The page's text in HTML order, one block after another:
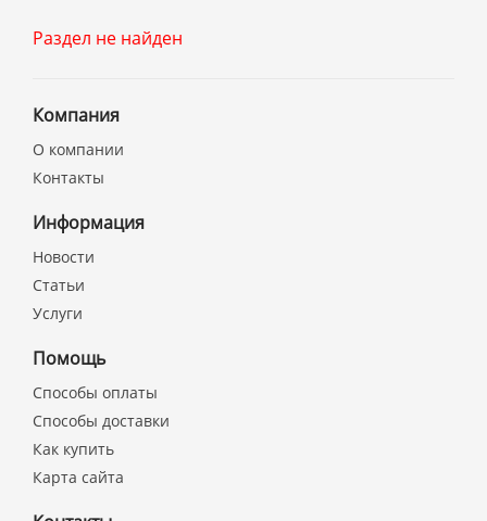
Раздел не найден
Компания
О компании
Контакты
Информация
Новости
Статьи
Услуги
Помощь
Способы оплаты
Способы доставки
Как купить
Карта сайта